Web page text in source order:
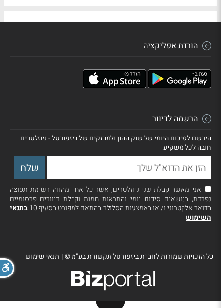
הורדת אפליקציה
הרשמה לדיוור
הירשם לסיכום היומי של שוק ההון ולמבזקים של ביזפורטל - ניוזלטרים
חובה לכל משקיע
אני מאשר קבלת שני ניוזלטרים, אשר כל אחד מהווה רשימת תפוצה
נפרדת, בנושאים סיכום יומי והתראות חמות וקבלת דיוורים פרסומיים
בדואר אלקטרוני ו/ או באמצעות הסלולר בהתאם למפורט בסעיף 10
בתנאי
השימוש
כל הזכויות שמורות לחברת ביזפורטל תקשורת בע"מ ©| תנאי שימוש